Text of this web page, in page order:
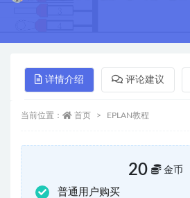
详情介绍 评论建议
当前位置： 首页 EPLAN教程
20 金币
普通用户购买